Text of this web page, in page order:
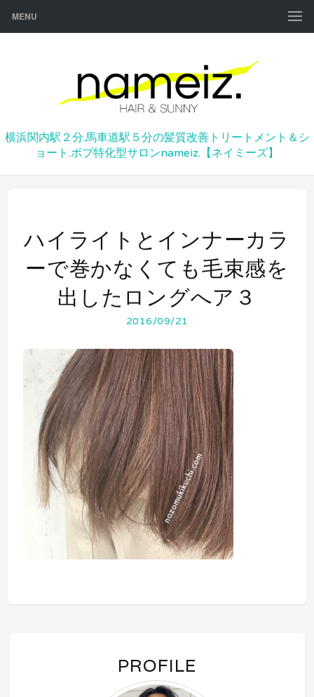
MENU
横浜関内駅２分.馬車道駅５分の髪質改善トリートメント＆シ
ョート.ボブ特化型サロンnameiz.【ネイミーズ】
ハイライトとインナーカラ
ーで巻かなくても毛束感を
出したロングへア３
2016/09/21
PROFILE